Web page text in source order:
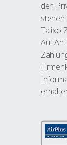
den
Talixo
Auf